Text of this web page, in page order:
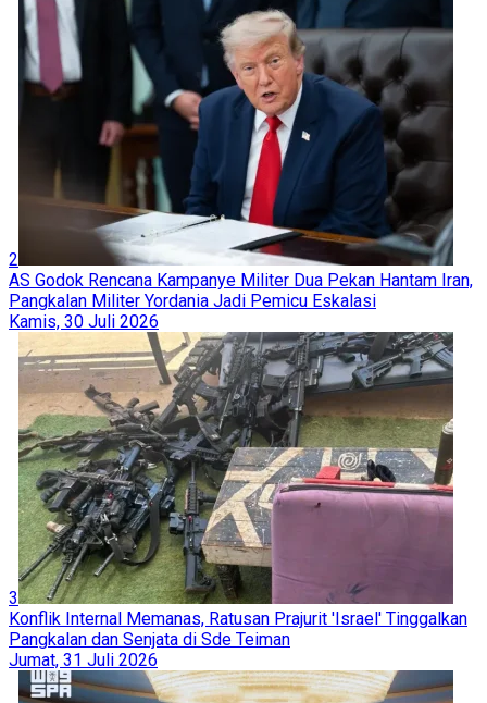
2
AS Godok Rencana Kampanye Militer Dua Pekan Hantam Iran,
Pangkalan Militer Yordania Jadi Pemicu Eskalasi
Kamis, 30 Juli 2026
3
Konflik Internal Memanas, Ratusan Prajurit 'Israel' Tinggalkan
Pangkalan dan Senjata di Sde Teiman
Jumat, 31 Juli 2026